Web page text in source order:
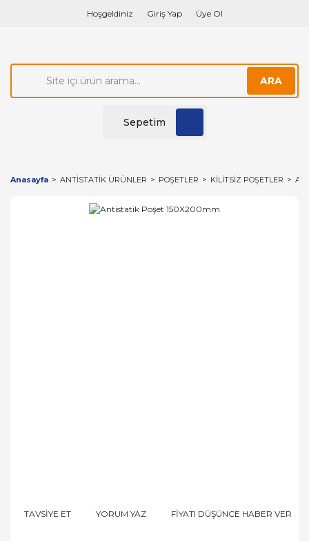
Hoşgeldiniz Giriş Yap Üye Ol
ARA
Sepetim
Anasayfa ANTİSTATİK ÜRÜNLER POŞETLER KİLİTSİZ POŞETLER
TAVSİYE ET YORUM YAZ FİYATI DÜŞÜNCE HABER VER